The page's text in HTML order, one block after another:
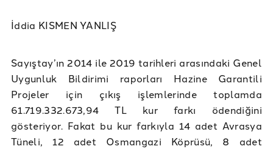
İddia KISMEN YANLIŞ
Sayıştay’ın 2014 ile 2019 tarihleri arasındaki Genel
Uygunluk Bildirimi raporları Hazine Garantili
Projeler için çıkış işlemlerinde toplamda
61.719.332.673,94 TL kur farkı ödendiğini
gösteriyor. Fakat bu kur farkıyla 14 adet Avrasya
Tüneli, 12 adet Osmangazi Köprüsü, 8 adet